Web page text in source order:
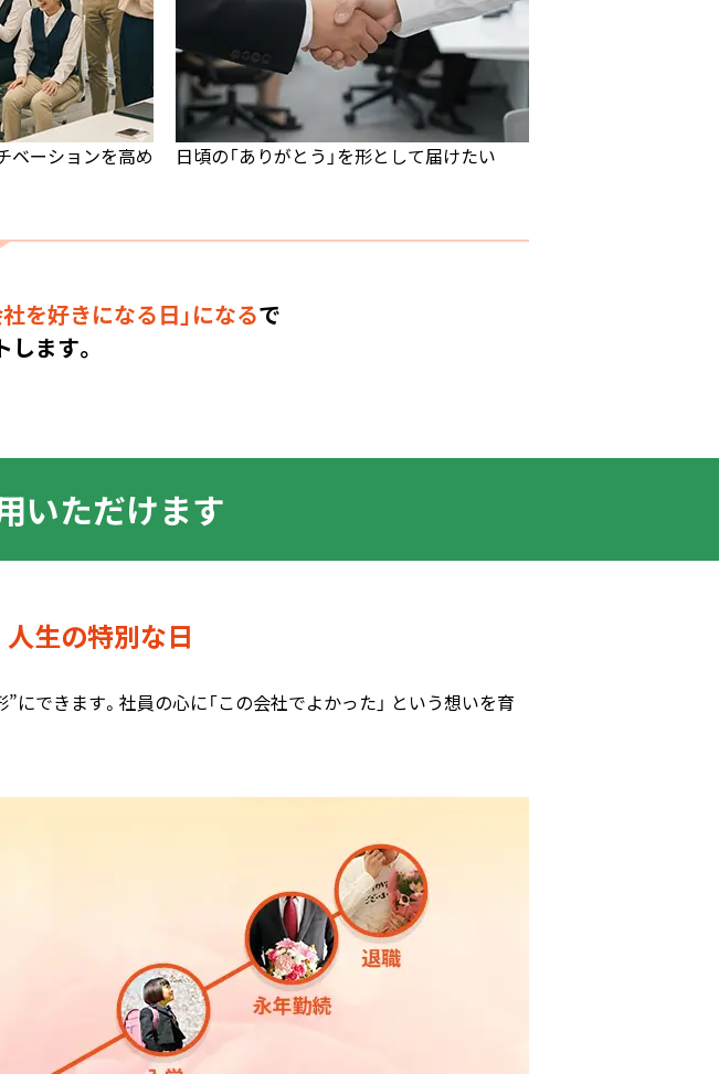
ベーションを高め
日頃の「ありがとう」を形として届けたい
社を好きになる日」になるで
ます。
いただけます
人生の特別な日
できます。社員の心に「この会社でよかった」 という想いを育